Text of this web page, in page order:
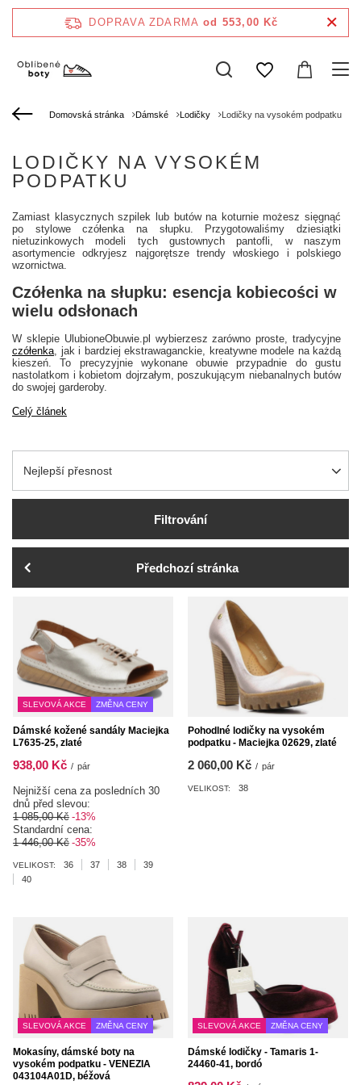
DOPRAVA ZDARMA od 553,00 Kč
Domovská stránka Dámské Lodičky Lodičky na vysokém podpatku
LODIČKY NA VYSOKÉM
PODPATKU
Zamiast klasycznych szpilek lub butów na koturnie możesz sięgnąć
po stylowe czółenka na słupku. Przygotowaliśmy dziesiątki
nietuzinkowych modeli tych gustownych pantofli, w naszym
asortymencie odkryjesz najgorętsze trendy włoskiego i polskiego
wzornictwa.
Czółenka na słupku: esencja kobiecości w
wielu odsłonach
W sklepie UlubioneObuwie.pl wybierzesz zarówno proste, tradycyjne
czółenka, jak i bardziej ekstrawaganckie, kreatywne modele na każdą
kieszeń. To precyzyjnie wykonane obuwie przypadnie do gustu
nastolatkom i kobietom dojrzałym, poszukującym niebanalnych butów
do swojej garderoby.
Celý článek
Zmień sortowanie
Nejlepší přesnost
Filtrování
Předchozí stránka
SLEVOVÁ AKCE ZMĚNA CENY
Dámské kožené sandály Maciejka
L7635-25, zlaté
938,00 Kč / pár
Nejnižší cena za posledních 30
dnů před slevou:
1 085,00 Kč -13%
Standardní cena:
1 446,00 Kč -35%
VELIKOST: 36 37 38
39
40
Pohodlné lodičky na vysokém
podpatku - Maciejka 02629, zlaté
2 060,00 Kč / pár
VELIKOST: 38
SLEVOVÁ AKCE ZMĚNA CENY
Mokasíny, dámské boty na
vysokém podpatku - VENEZIA
043104A01D, béžová
SLEVOVÁ AKCE ZMĚNA CENY
Dámské lodičky - Tamaris 1-
24460-41, bordó